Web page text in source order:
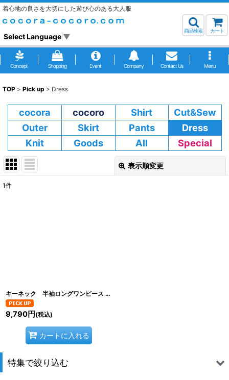
着心地の良さを大切にした遊び心のある大人服
Select Language ▼
商品検索 カート
Concept Shopping Event Company Contact Us Menu
TOP > Pick up > Dress
cocora cocoro Shirt
Cut&Sew
Outer
Skirt Pants
Dress
Knit
Goods All Special
表示順変更
1件
キーネック 半袖ロングワンピース [C2616-03
9,790円 (税込)
カートに入れる
特集で絞り込む